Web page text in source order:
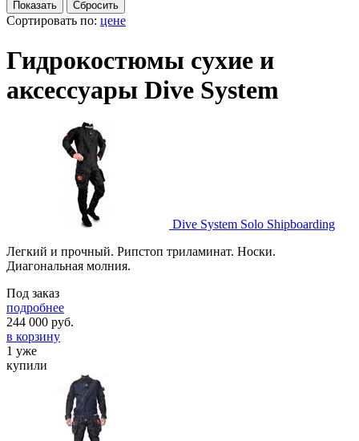
Сортировать по: цене
Гидрокостюмы сухие и
аксессуары Dive System
Dive System Solo Shipboarding
Легкий и прочный. Рипстоп триламинат. Носки.
Диагональная молния.
Под заказ
подробнее
244 000 руб.
в корзину
1 уже
купили